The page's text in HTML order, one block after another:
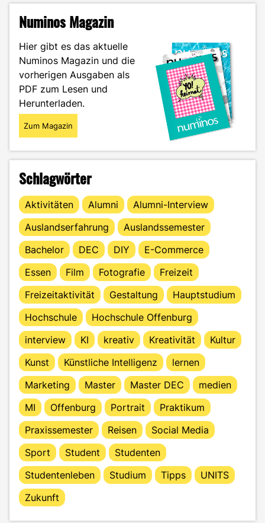
der
SPO
statt
WhatsApp-
Gerüchten"
Numinos Magazin
Hier gibt es das aktuelle
Numinos Magazin und die
vorherigen Ausgaben als
PDF zum Lesen und
Herunterladen.
Zum Magazin
Schlagwörter
Aktivitäten Alumni
Alumni-Interview
Auslandserfahrung
Auslandssemester
Bachelor
DEC DIY
E-Commerce
Essen
Film Fotografie
Freizeit
Freizeitaktivität
Gestaltung
Hauptstudium
Hochschule
Hochschule Offenburg
interview
KI kreativ Kreativität
Kultur
Kunst
Künstliche Intelligenz
lernen
Marketing
Master Master DEC
medien
MI
Offenburg Portrait
Praktikum
Praxissemester
Reisen
Social Media
Sport
Student
Studenten
Studentenleben
Studium Tipps
UNITS
Zukunft